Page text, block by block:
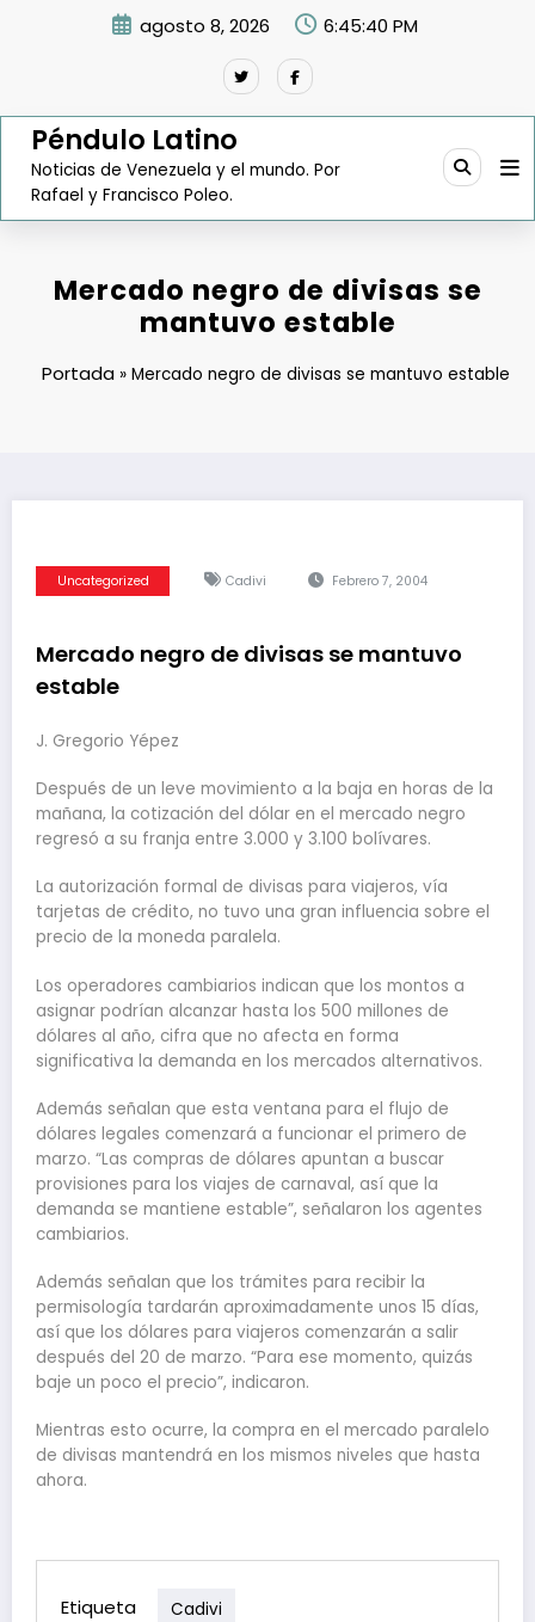
agosto 8, 2026 6:45:41 PM
Péndulo Latino
Noticias de Venezuela y el mundo. Por
Rafael y Francisco Poleo.
Mercado negro de divisas se
mantuvo estable
Portada» Mercado negro de divisas se mantuvo estable
Uncategorized Cadivi Febrero 7, 2004
Mercado negro de divisas se mantuvo
estable
J. Gregorio Yépez
Después de un leve movimiento a la baja en horas de la
mañana, la cotización del dólar en el mercado negro
regresó a su franja entre 3.000 y 3.100 bolívares.
La autorización formal de divisas para viajeros, vía
tarjetas de crédito, no tuvo una gran influencia sobre el
precio de la moneda paralela.
Los operadores cambiarios indican que los montos a
asignar podrían alcanzar hasta los 500 millones de
dólares al año, cifra que no afecta en forma
significativa la demanda en los mercados alternativos.
Además señalan que esta ventana para el flujo de
dólares legales comenzará a funcionar el primero de
marzo. “Las compras de dólares apuntan a buscar
provisiones para los viajes de carnaval, así que la
demanda se mantiene estable”, señalaron los agentes
cambiarios.
Además señalan que los trámites para recibir la
permisología tardarán aproximadamente unos 15 días,
así que los dólares para viajeros comenzarán a salir
después del 20 de marzo. “Para ese momento, quizás
baje un poco el precio”, indicaron.
Mientras esto ocurre, la compra en el mercado paralelo
de divisas mantendrá en los mismos niveles que hasta
ahora.
Etiqueta Cadivi